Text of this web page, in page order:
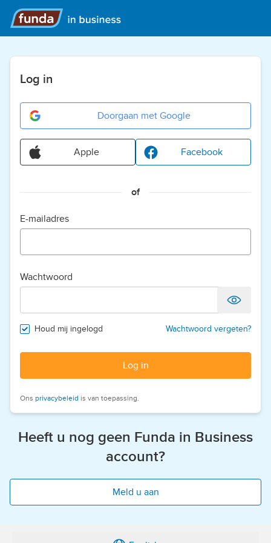
Log in
Doorgaan met Google
Apple Facebook
of
E-mailadres
Wachtwoord
Houd mij ingelogd Wachtwoord vergeten?
Log in
Ons privacybeleid is van toepassing.
Heeft u nog geen Funda in Business
account?
Meld u aan